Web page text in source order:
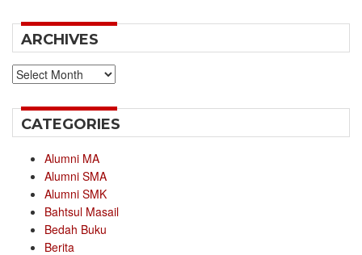
ARCHIVES
Archives
CATEGORIES
Alumni MA
Alumni SMA
Alumni SMK
Bahtsul Masail
Bedah Buku
Berita